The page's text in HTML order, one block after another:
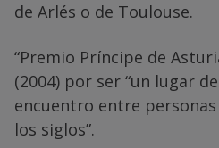
de Arlés o de Toulouse.
“Premio Príncipe de
(2004) por ser “un lugar
encuentro entre
los siglos”.